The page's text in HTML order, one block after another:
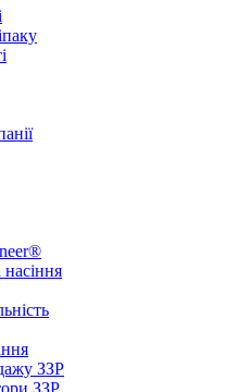
ЗЗР
ЗЗР